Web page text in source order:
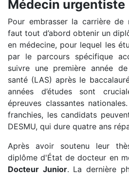
Médecin urgentiste
Pour embrasser la carrière de
faut tout d’abord obtenir un
en médecine, pour lequel les
par le parcours spécifique
suivre une première année
santé (LAS) après le
années d’études sont
épreuves classantes
franchies, les candidats
DESMU, qui dure quatre ans
Après avoir soutenu leur
diplôme d'État de docteur en
Docteur Junior. La dernière